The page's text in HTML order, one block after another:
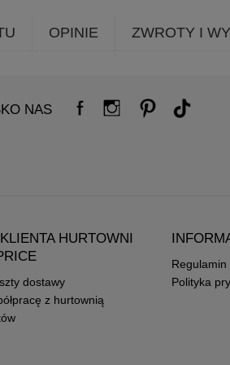
OPINIE ZWROTY I
NAS
HURTOWNI
dostawy
z hurtownią
Regulamin
Polityka